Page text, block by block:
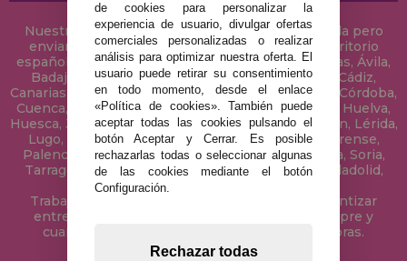
Nuestra tienda de puzzles está ubicada en Sevilla pero
enviamos tus puzzles a cualquier ciudad del territorio
español: Álava, Albacete, Alicante, Almería, Asturias, Ávila,
Badajoz, Baleares, Barcelona, Burgos, Cáceres, Cádiz,
Canarias, Cantabria, Castellón, Ceuta, Ciudad Real, Córdoba,
Cuenca, Gerona, Granada, Guadalajara, Guipúzcoa, Huelva,
Huesca, Jaén, La Coruña, La Rioja, Las Palmas, Leon, Lérida,
Lugo, Madrid, Málaga, Melilla, Murcia, Navarra, Orense,
Palencia, Pontevedra, Salamanca, Segovia, Sevilla, Soria,
Tarragona, Tenerife, Teruel, Toledo, Valencia, Valladolid,
Vizcaya, Zamora y Zaragoza.
Trabajamos con Stocks permanentes para garantizar
entregas rápidas en territorio peninsular, siempre y
cuando el pedido se realice antes de las 18 horas.
de cookies para personalizar la
experiencia de usuario, divulgar ofertas
comerciales personalizadas o realizar
análisis para optimizar nuestra oferta. El
usuario puede retirar su consentimiento
en todo momento, desde el enlace
«Política de cookies». También puede
aceptar todas las cookies pulsando el
botón Aceptar y Cerrar. Es posible
rechazarlas todas o seleccionar algunas
de las cookies mediante el botón
Configuración.
Rechazar todas